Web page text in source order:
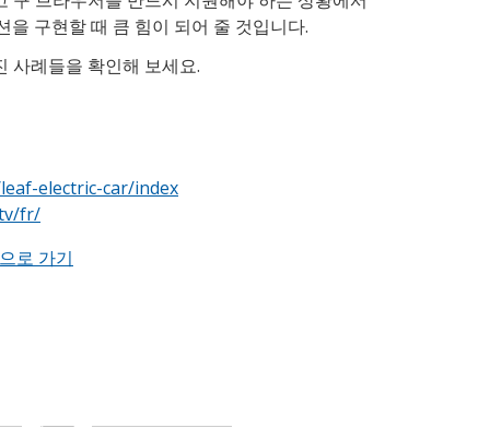
구현할 때 큼 힘이 되어 줄 것입니다.
사례들을 확인해 보세요.
electric-car/index
fr/
로 가기